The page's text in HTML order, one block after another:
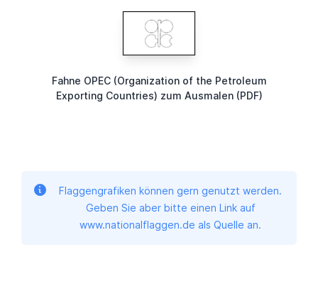
Fahne OPEC (Organization of the Petroleum
Exporting Countries) zum Ausmalen (PDF)
Flaggengrafiken können gern genutzt werden.
Geben Sie aber bitte einen Link auf
www.nationalflaggen.de als Quelle an.